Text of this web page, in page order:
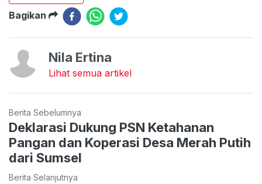
Bagikan
Nila Ertina
Lihat semua artikel
Berita Sebelumnya
Deklarasi Dukung PSN Ketahanan
Pangan dan Koperasi Desa Merah Putih
dari Sumsel
Berita Selanjutnya